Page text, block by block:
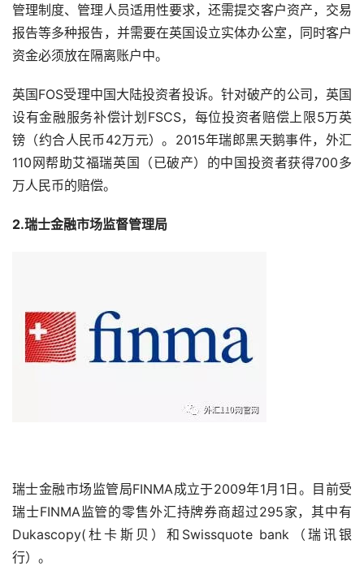
管理制度、管理人员适用性要求，还需提交客户资产，交易
报告等多种报告，并需要在英国设立实体办公室，同时客户
资金必须放在隔离账户中。
英国FOS受理中国大陆投资者投诉。针对破产的公司，英国
设有金融服务补偿计划FSCS，每位投资者赔偿上限5万英
镑（约合人民币42万元）。2015年瑞郎黑天鹅事件，外汇
110网帮助艾福瑞英国（已破产）的中国投资者获得700多
万人民币的赔偿。
2.瑞士金融市场监督管理局
瑞士金融市场监管局FINMA成立于2009年1月1日。目前受
瑞士FINMA监管的零售外汇持牌券商超过295家，其中有
Dukascopy(杜卡斯贝）和Swissquote bank（瑞讯银
行）。